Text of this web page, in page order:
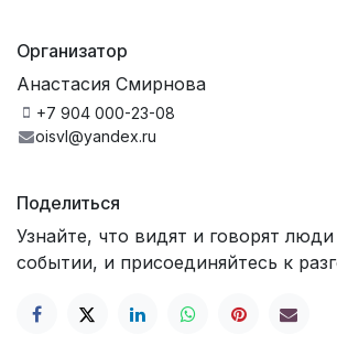
Организатор
Анастасия Смирнова
+7 904 000-23-08
oisvl@yandex.ru
Поделиться
Узнайте, что видят и говорят
событии, и присоединяйтесь к